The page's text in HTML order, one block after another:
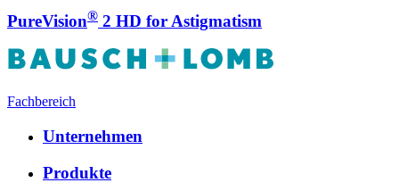
PureVision® 2 HD for Astigmatism
Fachbereich
Unternehmen
Produkte